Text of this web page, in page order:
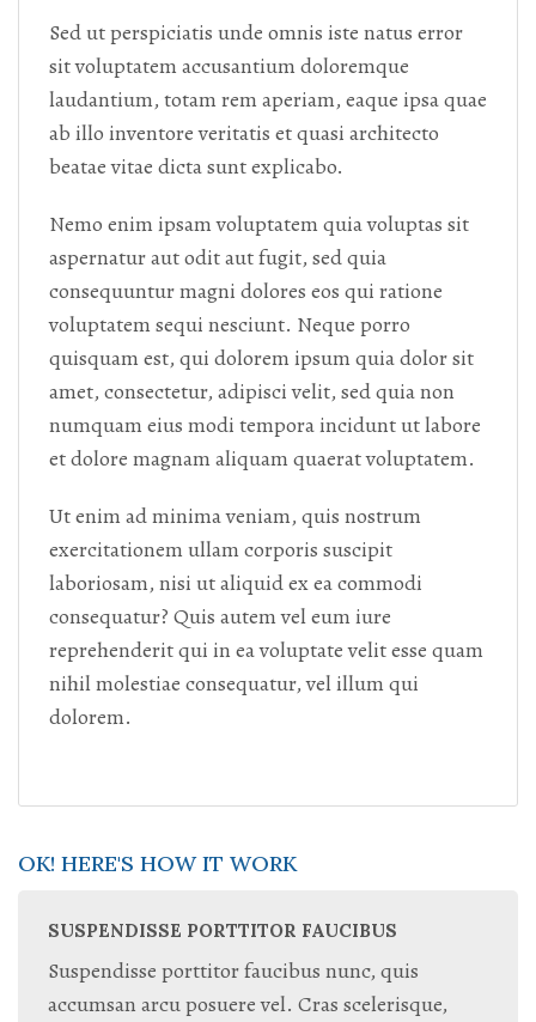
Sed ut perspiciatis unde omnis iste natus error
sit voluptatem accusantium doloremque
laudantium, totam rem aperiam, eaque ipsa quae
ab illo inventore veritatis et quasi architecto
beatae vitae dicta sunt explicabo.
Nemo enim ipsam voluptatem quia voluptas sit
aspernatur aut odit aut fugit, sed quia
consequuntur magni dolores eos qui ratione
voluptatem sequi nesciunt. Neque porro
quisquam est, qui dolorem ipsum quia dolor sit
amet, consectetur, adipisci velit, sed quia non
numquam eius modi tempora incidunt ut labore
et dolore magnam aliquam quaerat voluptatem.
Ut enim ad minima veniam, quis nostrum
exercitationem ullam corporis suscipit
laboriosam, nisi ut aliquid ex ea commodi
consequatur? Quis autem vel eum iure
reprehenderit qui in ea voluptate velit esse quam
nihil molestiae consequatur, vel illum qui
dolorem.
OK! HERE'S HOW IT WORK
SUSPENDISSE PORTTITOR FAUCIBUS
Suspendisse porttitor faucibus nunc, quis
accumsan arcu posuere vel. Cras scelerisque,